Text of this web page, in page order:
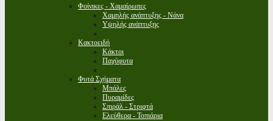
Φοίνικες - Χαμαίρωπες
Χαμηλής ανάπτυξης - Νάνα
Υψηλής ανάπτυξης
Κακτοειδή
Κάκτοι
Παχύφυτα
Φυτά Σχήματα
Μπάλες
Πυραμίδες
Σπιράλ - Στριφτά
Ελεύθερα - Τοπιάρια